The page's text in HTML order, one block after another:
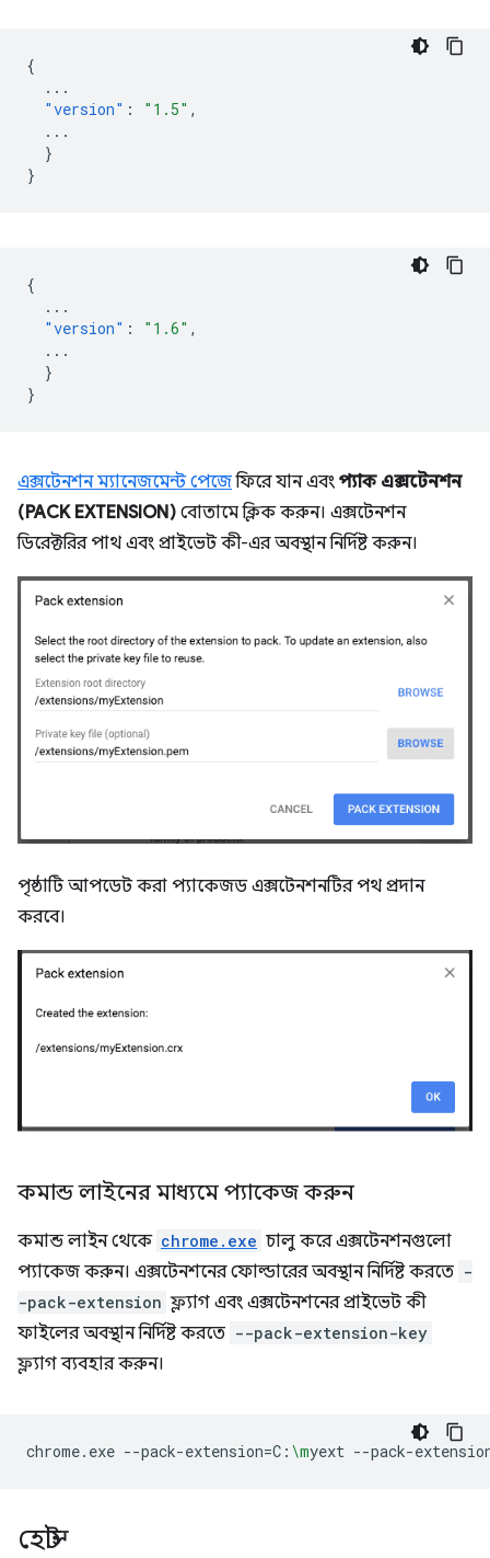
{
...
"version" : "1.5" ,
...
}
}
{
...
"version" : "1.6" ,
...
}
}
এক্সটেনশন ম্যানেজমেন্ট পেজেফিরে যান এবং প্যাক এক্সটেনশন
(PACK EXTENSION) বোতামে ক্লিক করুন। এক্সটেনশন
ডিরেক্টরির পাথ এবং প্রাইভেট কী-এর অবস্থান নির্দিষ্ট করুন।
পৃষ্ঠাটি আপডেট করা প্যাকেজড এক্সটেনশনটির পথ প্রদান
করবে।
কমান্ড লাইনের মাধ্যমে প্যাকেজ করুন
কমান্ড লাইন থেকে chrome.exe চালু করে এক্সটেনশনগুলো
প্যাকেজ করুন। এক্সটেনশনের ফোল্ডারের অবস্থান নির্দিষ্ট করতে -
-pack-extension ফ্ল্যাগ এবং এক্সটেনশনের প্রাইভেট কী
ফাইলের অবস্থান নির্দিষ্ট করতে --pack-extension-key
ফ্ল্যাগ ব্যবহার করুন।
chrome.exe --pack-extension=C: \myext --pack-
হোস্ট